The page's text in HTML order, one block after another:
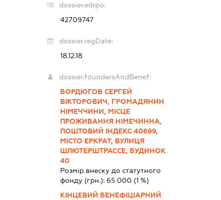
dossier.edrpo:
42709747
dossier.regDate:
18.12.18
dossier.foundersAndBenef:
БОРДЮГОВ СЕРГЕЙ
ВІКТОРОВИЧ, ГРОМАДЯНИН
НІМЕЧЧИНИ, МІСЦЕ
ПРОЖИВАННЯ НІМЕЧИННА,
ПОШТОВИЙ ІНДЕКС 40699,
МІСТО ЕРКРАТ, ВУЛИЦЯ
ШЛЮТЕРШТРАССЕ, БУДИНОК
40
Розмір внеску до статутного
фонду (грн.): 65 000 (1 %)
КІНЦЕВИЙ БЕНЕФІЦІАРНИЙ